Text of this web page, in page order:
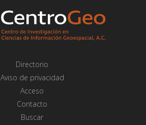
Directorio
Aviso de privacidad
Acceso
Contacto
Buscar